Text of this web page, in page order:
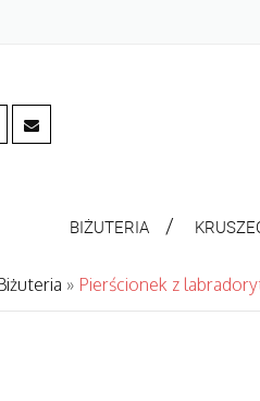
BIŻUTERIA
» Pierścionek z